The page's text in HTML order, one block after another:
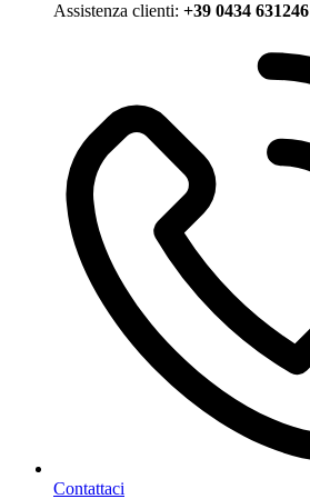
Assistenza clienti: +39 0434 631246
Contattaci